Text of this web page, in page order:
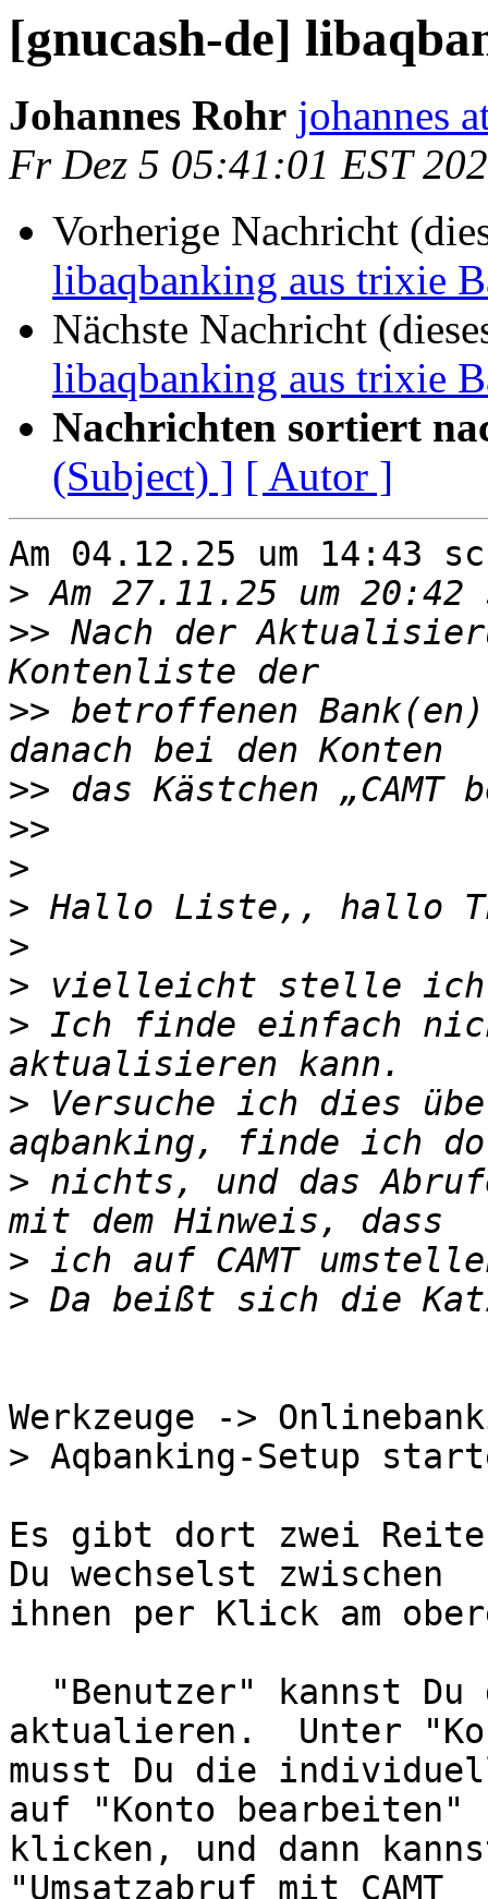
[gnucash-de]
Johannes Rohr johannes
Fr Dez 5 05:41:01 EST
Vorherige Nachricht
libaqbanking aus trixie
Nächste Nachricht
libaqbanking aus trixie
Nachrichten sortiert
(Subject) ] [ Autor ]
Am 04.12.25 um 14:43
>
>> Nach der
>> betroffenen
>>
>>
>
>
>
>
> Ich finde einfach
> Versuche ich dies
> nichts, und das
>
>
Werkzeuge ->
> Aqbanking-Setup
Es gibt dort zwei
Du wechselst zwischen
ihnen per Klick am
aktualieren.  Unter
musst Du die
auf "Konto bearbeiten"
klicken, und dann
"Umsatzabruf mit CAMT